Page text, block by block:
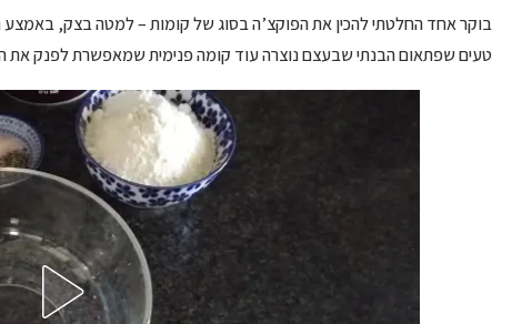
בוקר אחד החלטתי להכין את הפוקצ’ה בסוג של קומות – למטה בצק, באמצע
טעים שפתאום הבנתי שבעצם נוצרה עוד קומה פנימית שמאפשרת לפנק את